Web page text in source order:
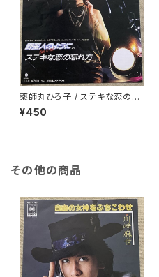
薬師丸ひろ子 / ステキな恋の忘
れ方
¥450
その他の商品